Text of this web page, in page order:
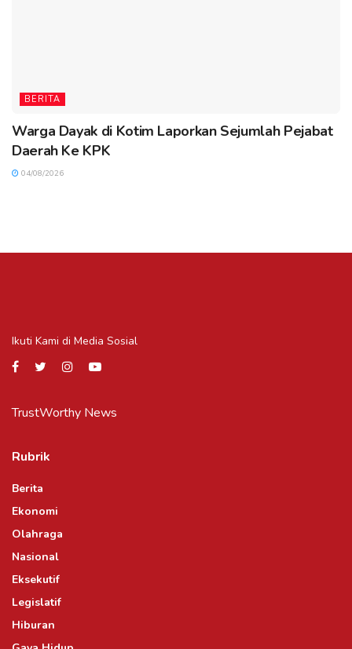
BERITA
Warga Dayak di Kotim Laporkan Sejumlah Pejabat
Daerah Ke KPK
04/08/2026
Ikuti Kami di Media Sosial
TrustWorthy News
Rubrik
Berita
Ekonomi
Olahraga
Nasional
Eksekutif
Legislatif
Hiburan